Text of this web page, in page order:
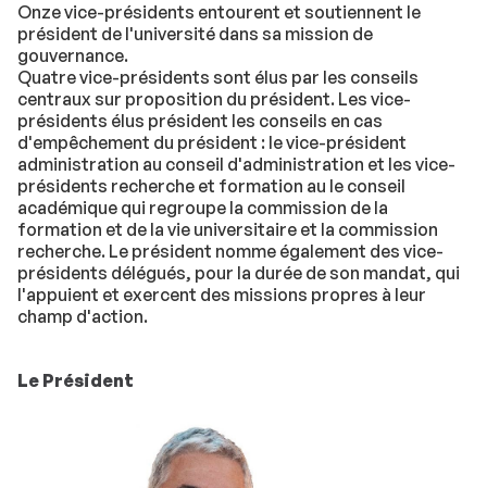
Onze vice-présidents entourent et soutiennent le
président de l'université dans sa mission de
gouvernance.
Quatre vice-présidents sont élus par les conseils
centraux sur proposition du président. Les vice-
présidents élus président les conseils en cas
d'empêchement du président : le vice-président
administration au conseil d'administration et les vice-
présidents recherche et formation au le conseil
académique qui regroupe la commission de la
formation et de la vie universitaire et la commission
recherche. Le président nomme également des vice-
présidents délégués, pour la durée de son mandat, qui
l'appuient et exercent des missions propres à leur
champ d'action.
Le Président